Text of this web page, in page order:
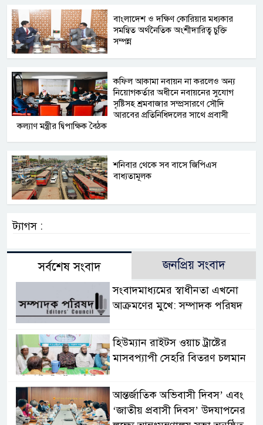
বাংলাদেশ ও দক্ষিণ কোরিয়ার মধ্যকার
সমন্বিত অর্থনৈতিক অংশীদারিত্ব চুক্তি
সম্পন্ন
কফিল আকামা নবায়ন না করলেও অন্য
নিয়োগকর্তার অধীনে নবায়নের সুযোগ
সৃষ্টিসহ শ্রমবাজার সম্প্রসারণে সৌদি
আরবের প্রতিনিধিদলের সাথে প্রবাসী
কল্যাণ মন্ত্রীর দ্বিপাক্ষিক বৈঠক
শনিবার থেকে সব বাসে জিপিএস
বাধ্যতামূলক
ট্যাগস :
সর্বশেষ সংবাদ জনপ্রিয় সংবাদ
সংবাদমাধ্যমের স্বাধীনতা এখনো
আক্রমণের মুখে: সম্পাদক পরিষদ
হিউম্যান রাইটস ওয়াচ ট্রাষ্টের
মাসবপ্যাপী সেহরি বিতরণ চলমান
আন্তর্জাতিক অভিবাসী দিবস’ এবং
‘জাতীয় প্রবাসী দিবস’ উদযাপনের